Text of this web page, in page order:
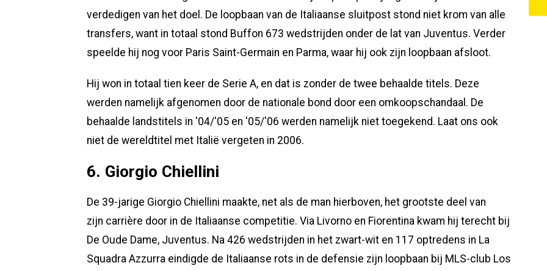
verdedigen van het doel. De loopbaan van de Italiaanse sluitpost stond niet krom van alle
transfers, want in totaal stond Buffon 673 wedstrijden onder de lat van Juventus. Verder
speelde hij nog voor Paris Saint-Germain en Parma, waar hij ook zijn loopbaan afsloot.
Hij won in totaal tien keer de Serie A, en dat is zonder de twee behaalde titels. Deze
werden namelijk afgenomen door de nationale bond door een omkoopschandaal. De
behaalde landstitels in '04/'05 en '05/'06 werden namelijk niet toegekend. Laat ons ook
niet de wereldtitel met Italië vergeten in 2006.
6. Giorgio Chiellini
De 39-jarige Giorgio Chiellini maakte, net als de man hierboven, het grootste deel van
zijn carrière door in de Italiaanse competitie. Via Livorno en Fiorentina kwam hij terecht bij
De Oude Dame, Juventus. Na 426 wedstrijden in het zwart-wit en 117 optredens in La
Squadra Azzurra eindigde de Italiaanse rots in de defensie zijn loopbaan bij MLS-club Los